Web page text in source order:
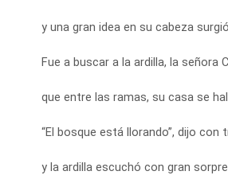
y una gran idea en su cabeza
Fue a buscar a la ardilla, la señora
que entre las ramas, su casa se
“El bosque está llorando”, dijo con
y la ardilla escuchó con gran